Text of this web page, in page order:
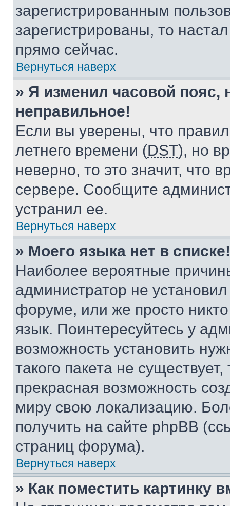
зарегистрированным
зарегистрированы, то
прямо сейчас.
Вернуться наверх
» Я изменил часовой пояс,
неправильное!
Если вы уверены, что
летнего времени (DST), но
неверно, то это значит, что
сервере. Сообщите
устранил ее.
Вернуться наверх
» Моего языка нет в списке!
Наиболее вероятные
администратор не
форуме, или же просто
язык. Поинтересуйтесь у
возможность установить
такого пакета не
прекрасная возможность
миру свою локализацию.
получить на сайте phpBB
страниц форума).
Вернуться наверх
» Как поместить картинку